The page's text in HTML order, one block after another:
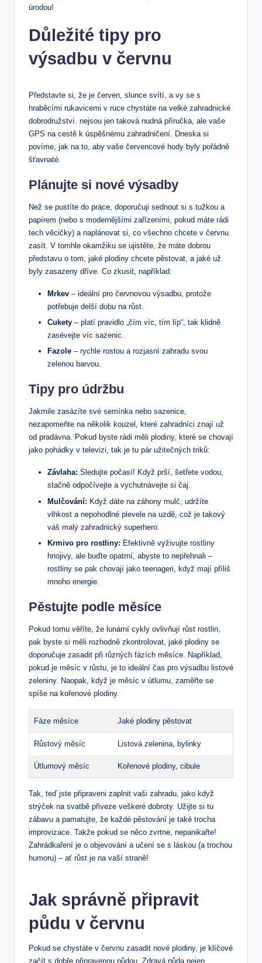
úrodou!
Důležité tipy pro
výsadbu v červnu
Představte si, že je červen, slunce svítí, a vy se s
hraběcími rukavicemi v ruce chystáte na velké zahradnické
dobrodružství. nejsou jen taková nudná příručka, ale vaše
GPS na cestě k úspěšnému zahradničení. Dneska si
povíme, jak na to, aby vaše červencové hody byly pořádně
šťavnaté.
Plánujte si nové výsadby
Než se pustíte do práce, doporučuji sednout si s tužkou a
papírem (nebo s modernějšími zařízeními, pokud máte rádi
tech věcičky) a naplánovat si, co všechno chcete v červnu
zasít. V tomhle okamžiku se ujistěte, že máte dobrou
představu o tom, jaké plodiny chcete pěstovat, a jaké už
byly zasazeny dříve. Co zkusit, například:
Mrkev – ideální pro červnovou výsadbu, protože
potřebuje delší dobu na růst.
Cukety – platí pravidlo „čím víc, tím líp“, tak klidně
zasévejte víc sazenic.
Fazole – rychle rostou a rozjasní zahradu svou
zelenou barvou.
Tipy pro údržbu
Jakmile zasázíte své semínka nebo sazenice,
nezapomeňte na několik kouzel, které zahradníci znají už
od pradávna. Pokud byste rádi měli plodiny, které se chovají
jako pohádky v televizi, tak je tu pár užitečných triků:
Závlaha: Sledujte počasí! Když prší, šetřete vodou,
stačně odpočívejte a vychutnávejte si čaj.
Mulčování: Když dáte na záhony mulč, udržíte
vlhkost a nepohodlné plevele na uzdě, což je takový
váš malý zahradnický superhero.
Krmivo pro rostliny: Efektivně vyživujte rostliny
hnojivy, ale buďte opatrní, abyste to nepřehnali –
rostliny se pak chovají jako teenageri, když mají příliš
mnoho energie.
Pěstujte podle měsíce
Pokud tomu věříte, že lunární cykly ovlivňují růst rostlin,
pak byste si měli rozhodně zkontrolovat, jaké plodiny se
doporučuje zasadit při různých fázích měsíce. Například,
pokud je měsíc v růstu, je to ideální čas pro výsadbu listové
zeleniny. Naopak, když je měsíc v útlumu, zaměřte se
spíše na kořenové plodiny.
Fáze měsíce Jaké plodiny pěstovat
Růstový měsíc Listová zelenina, bylinky
Útlumový měsíc Kořenové plodiny, cibule
Tak, teď jste připraveni zaplnit vaši zahradu, jako když
strýček na svatbě přiveze veškeré dobroty. Užijte si tu
zábavu a pamatujte, že každé pěstování je také trocha
improvizace. Takže pokud se něco zvrtne, nepanikařte!
Zahrádkaření je o objevování a učení se s láskou (a trochou
humoru) – ať růst je na vaší straně!
Jak správně připravit
půdu v červnu
Pokud se chystáte v červnu zasadit nové plodiny, je klíčové
začít s dobře připravenou půdou. Zdravá půda nejen